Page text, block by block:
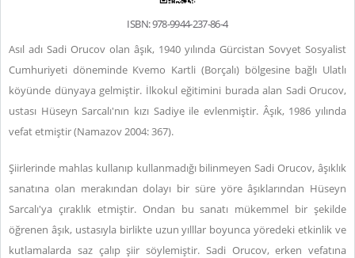
ISBN: 978-9944-237-86-4
Asıl adı Sadi Orucov olan âşık, 1940 yılında Gürcistan Sovyet Sosyalist
Cumhuriyeti döneminde Kvemo Kartli (Borçalı) bölgesine bağlı Ulatlı
köyünde dünyaya gelmiştir. İlkokul eğitimini burada alan Sadi Orucov,
ustası Hüseyn Sarcalı'nın kızı Sadiye ile evlenmiştir. Âşık, 1986 yılında
vefat etmiştir (Namazov 2004: 367).
Şiirlerinde mahlas kullanıp kullanmadığı bilinmeyen Sadi Orucov, âşıklık
sanatına olan merakından dolayı bir süre yöre âşıklarından Hüseyn
Sarcalı'ya çıraklık etmiştir. Ondan bu sanatı mükemmel bir şekilde
öğrenen âşık, ustasıyla birlikte uzun yılllar boyunca yöredeki etkinlik ve
kutlamalarda saz çalıp şiir söylemiştir. Sadi Orucov, erken vefatına